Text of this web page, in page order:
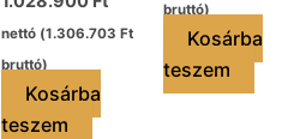
nettó (1.306.703 Ft
bruttó)
Kosárba
teszem
bruttó)
Kosárba
teszem